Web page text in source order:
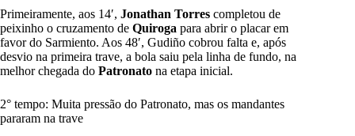
Primeiramente, aos 14′, Jonathan Torres completou de
peixinho o cruzamento de Quiroga para abrir o placar em
favor do Sarmiento. Aos 48′, Gudiño cobrou falta e, após
desvio na primeira trave, a bola saiu pela linha de fundo, na
melhor chegada do Patronato na etapa inicial.
2° tempo: Muita pressão do Patronato, mas os mandantes
pararam na trave